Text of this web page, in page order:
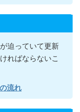
迫っていて更新
ればならないこ
流れ